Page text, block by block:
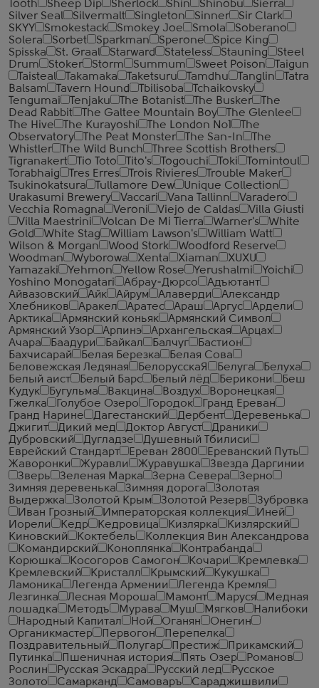
Tooth
Sheep Dip Sherlock Shin Shinobu
Sierra
Silver Seal
Silvermalt Singleton Sinner
Sir Clark
SKYY
Smokestack Smokey Joe Smola
Soberano
Solera
Sorbet Sparkman Sperone
Spice King
Spisska
St. Graal Starward Stateless Stauning
Steel
Drum
Stoker Storm Summum Sweet Poison
Taigun
Taisteal
Takamaka Taketsuru Tamdhu Tanglin
Tatra
Balsam
Tavern Hound Tbilisoba
Tchaikovsky
Tengumai
Tenjaku The Botanist The Busker
The
Dead Rabbit
The Galtee Mountain Boy
The Glenlee
The Hive
The Kurayoshi The London №1
The
Observatory
The Peat Monster The San-In
The
Whistler
The Wild Bunch
Three Scottish Brothers
Tigranakert
Tio Toto Tito's Togouchi Toki
Tomintoul
Torabhaig
Tres Erres Trois Rivieres
Trouble Maker
Tsukinokatsura
Tullamore Dew
Unique Collection
Urakasumi Brewery
Vaccari Vana Tallinn
Varadero
Vecchia Romagna
Veroni Viejo de Caldas
Villa Giusti
Villa Maestrini
Volcan De Mi Tierra Warner's
White
Gold
White Stag William Lawson's
William Watt
Wilson & Morgan
Wood Stork
Woodford Reserve
Woodman
Wyborowa Xenta Xiaman
XUXU
Yamazaki
Yehmon Yellow Rose Yerushalmi
Yoichi
Yoshino Monogatari
Абрау-Дюрсо
Адъютант
Айвазовский
Айк Айрум Алаверди
Александр
Хлебников
Аракел Аратес Араш Аргус
Ардели
Арктика
Армянский коньяк
Армянский Символ
Армянский Узор
Арпинэ Архангельская
Арцах
Ачара
Баадури Байкал Балчуг
Бастион
Бахчисарай
Белая Березка
Белая Сова
Беловежская Ледяная
БелорусскаЯ Белуга
Белуха
Белый аист
Белый Барс Белый лёд Берикони
Беш
Кудук
Бугульма Вакцина Воздух
Воронецкая
Гжелка
Голубое Озеро Городок
Гранд Ереван
Гранд Нарине
Дагестанский Дербент
Деревенька
Джигит
Дикий мед Доктор Август
Драники
Дубровский
Дугладзе
Душевный Тбилиси
Еврейский Стандарт
Ереван 2800
Ереванский Путь
Жаворонки
Журавли Журавушка
Звезда Даргинии
Зверь
Зеленая Марка Зерна Севера
Зерно
Зимняя деревенька
Зимняя дорога
Золотая
Выдержка
Золотой Крым Золотой Резерв
Зубровка
Иван Грозный
Императорская коллекция
Иней
Иорели
Кедр Кедровица Кизлярка
Кизлярский
Киновский
Коктебель
Коллекция Вин Александрова
Командирский
Коноплянка
Контрабанда
Корюшка
Косогоров Самогон Кочари
Кремлевка
Кремлевский
Кристалл Крымский
Кукушка
Ламоника
Легенда Армении
Легенда Кремля
Лезгинка
Лесная Мороша Мамонт Маруся
Медная
лошадка
Методъ Мурава Муш Мягков
Налибоки
Народный Капитал
Ной Оганян
Онегин
Органикмастер
Первогон
Перепелка
Поздравительный
Полугар Престиж
Прикамский
Путинка
Пшеничная история Пять Озер
Романов
Рослин
Русская Эскадра Русский лед
Русское
Золото
Самарканд Самоваръ
Сараджишвили